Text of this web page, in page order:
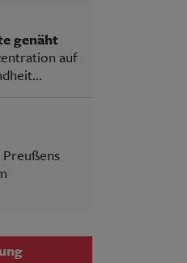
genäht
auf